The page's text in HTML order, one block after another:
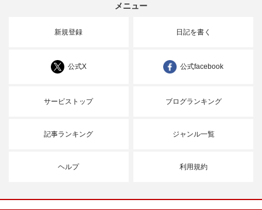
メニュー
新規登録 日記を書く
公式X 公式facebook
サービストップ ブログランキング
記事ランキング ジャンル一覧
ヘルプ 利用規約